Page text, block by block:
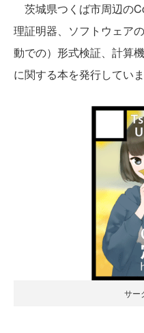
茨城県つくば市周辺の
理証明器、ソフトウェア
動での）形式検証、計算
に関する本を発行していま
サー